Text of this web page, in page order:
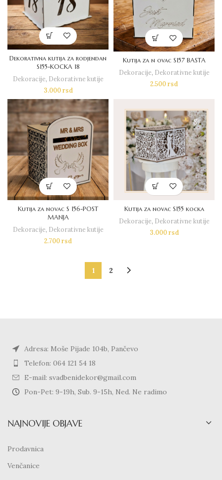
Dekorativna kutija za rodjendan
S155-KOCKA 18
Dekoracije, Dekorativne kutije
3.000rsd
Kutija za n ovac S157 BASTA
Dekoracije, Dekorativne kutije
2.500rsd
Kutija za novac S 156-POST
MANJA
Dekoracije, Dekorativne kutije
2.700rsd
Kutija za novac S155 kocka
Dekoracije, Dekorativne kutije
3.000rsd
1 2
Adresa: Moše Pijade 104b, Pančevo
Telefon: 064 121 54 18
E-mail: svadbenidekor@gmail.com
Pon-Pet: 9-19h, Sub. 9-15h, Ned. Ne radimo
NAJNOVIJE OBJAVE
Prodavnica
Venčanice